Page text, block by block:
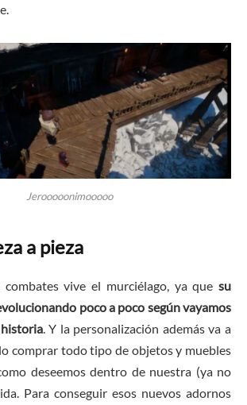
Jerooooonimooooo
a pieza
vive el murciélago, ya que su
poco a poco según vayamos
. Y la personalización además va a
comprar todo tipo de objetos y muebles
deseemos dentro de nuestra (ya no
Para conseguir esos nuevos adornos